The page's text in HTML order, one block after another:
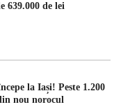
639.000 de lei
la Iași! Peste 1.200
nou norocul